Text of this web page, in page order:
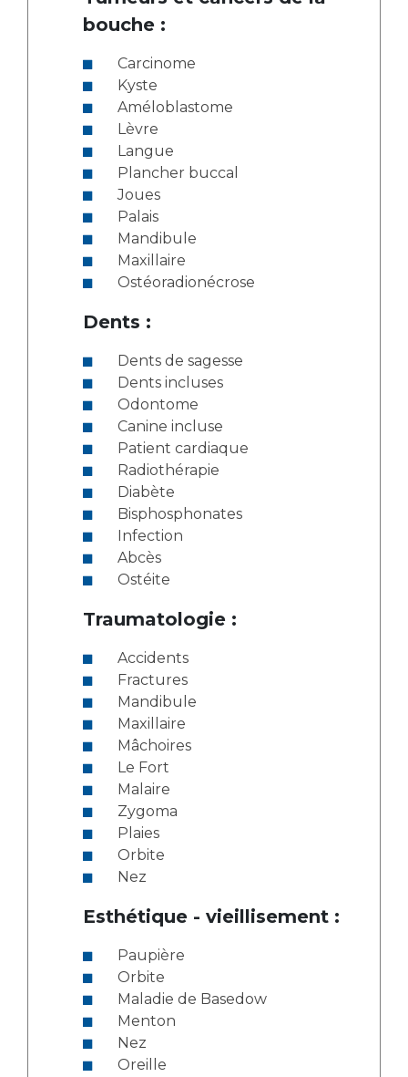
bouche :
Carcinome
Kyste
Améloblastome
Lèvre
Langue
Plancher buccal
Joues
Palais
Mandibule
Maxillaire
Ostéoradionécrose
Dents :
Dents de sagesse
Dents incluses
Odontome
Canine incluse
Patient cardiaque
Radiothérapie
Diabète
Bisphosphonates
Infection
Abcès
Ostéite
Traumatologie :
Accidents
Fractures
Mandibule
Maxillaire
Mâchoires
Le Fort
Malaire
Zygoma
Plaies
Orbite
Nez
Esthétique - vieillisement :
Paupière
Orbite
Maladie de Basedow
Menton
Nez
Oreille